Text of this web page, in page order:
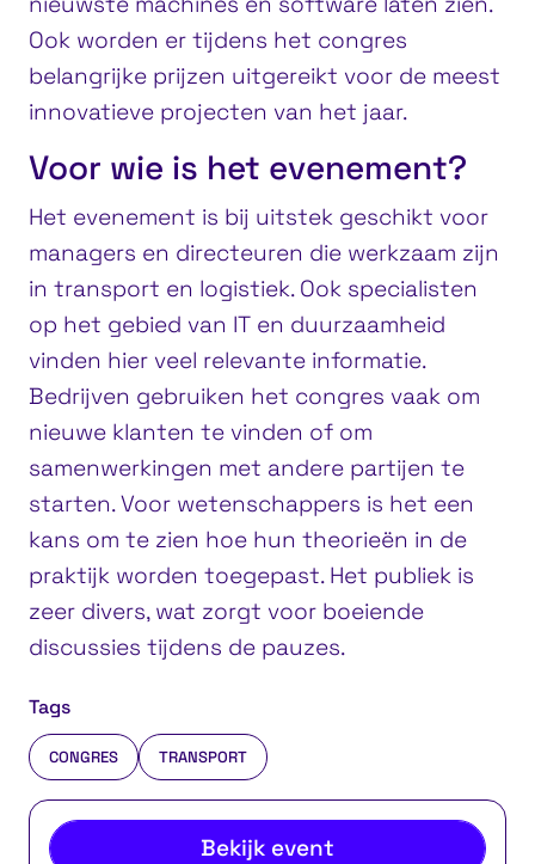
Ook worden er tijdens het congres
belangrijke prijzen uitgereikt voor de meest
innovatieve projecten van het jaar.
Voor wie is het evenement?
Het evenement is bij uitstek geschikt voor
managers en directeuren die werkzaam zijn
in transport en logistiek. Ook specialisten
op het gebied van IT en duurzaamheid
vinden hier veel relevante informatie.
Bedrijven gebruiken het congres vaak om
nieuwe klanten te vinden of om
samenwerkingen met andere partijen te
starten. Voor wetenschappers is het een
kans om te zien hoe hun theorieën in de
praktijk worden toegepast. Het publiek is
zeer divers, wat zorgt voor boeiende
discussies tijdens de pauzes.
Tags
CONGRES TRANSPORT
Bekijk event